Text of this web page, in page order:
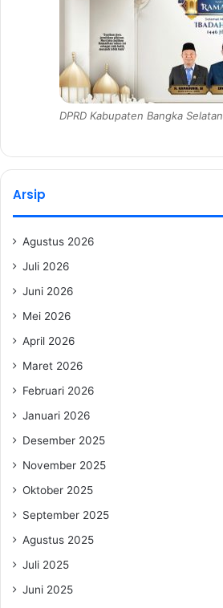
DPRD Kabupaten Bangka Selatan
Arsip
Agustus 2026
Juli 2026
Juni 2026
Mei 2026
April 2026
Maret 2026
Februari 2026
Januari 2026
Desember 2025
November 2025
Oktober 2025
September 2025
Agustus 2025
Juli 2025
Juni 2025